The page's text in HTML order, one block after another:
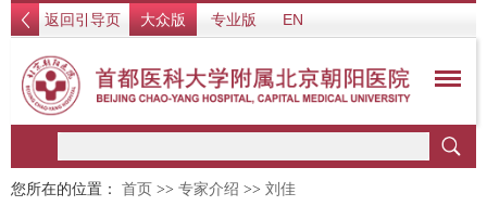
返回引导页 大众版 专业版 EN
您所在的位置： 首页 >> 专家介绍 >> 刘佳